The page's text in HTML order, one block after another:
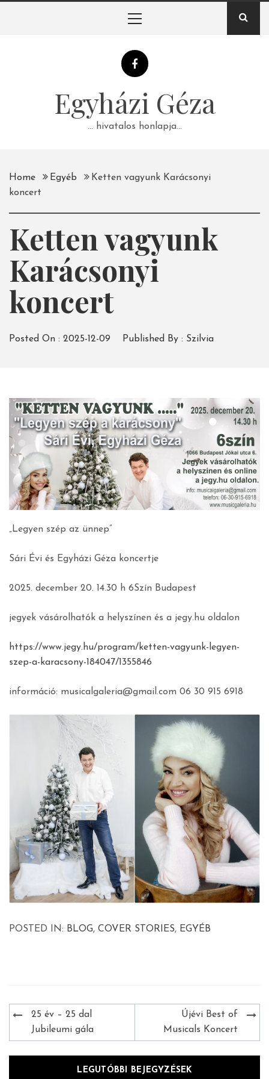
Egyházi Géza
… hivatalos honlapja…
Home Egyéb
Ketten vagyunk Karácsonyi
koncert
Ketten vagyunk
Karácsonyi
koncert
Posted On : 2025-12-09 Published By : Szilvia
„Legyen szép az ünnep”
Sári Évi és Egyházi Géza koncertje
2025. december 20. 14.30 h 6Szín Budapest
jegyek vásárolhatók a helyszínen és a jegy.hu oldalon
https://www.jegy.hu/program/ketten-vagyunk-legyen-
szep-a-karacsony-184047/1355846
információ: musicalgaleria@gmail.com 06 30 915 6918
POSTED IN: BLOG, COVER STORIES, EGYÉB
Bejegyzés
navigáció
25 év – 25 dal
Jubileumi gála
Újévi Best of
Musicals Koncert
LEGUTÓBBI BEJEGYZÉSEK